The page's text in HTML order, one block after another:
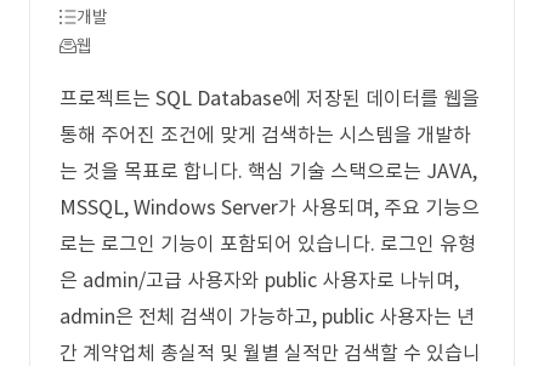
개발
웹
프로젝트는 SQL Database에 저장된 데이터를 웹을
통해 주어진 조건에 맞게 검색하는 시스템을 개발하
는 것을 목표로 합니다. 핵심 기술 스택으로는 JAVA,
MSSQL, Windows Server가 사용되며, 주요 기능으
로는 로그인 기능이 포함되어 있습니다. 로그인 유형
은 admin/고급 사용자와 public 사용자로 나뉘며,
admin은 전체 검색이 가능하고, public 사용자는 년
간 계약업체 총실적 및 월별 실적만 검색할 수 있습니